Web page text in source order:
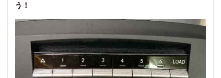
う！